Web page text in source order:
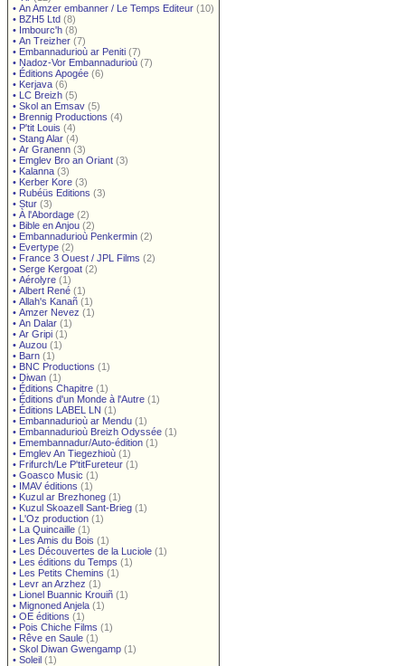
• An Amzer embanner / Le Temps Editeur (10)
• BZH5 Ltd (8)
• Imbourc'h (8)
• An Treizher (7)
• Embannadurioù ar Peniti (7)
• Nadoz-Vor Embannadurioù (7)
• Éditions Apogée (6)
• Kerjava (6)
• LC Breizh (5)
• Skol an Emsav (5)
• Brennig Productions (4)
• P'tit Louis (4)
• Stang Alar (4)
• Ar Granenn (3)
• Emglev Bro an Oriant (3)
• Kalanna (3)
• Kerber Kore (3)
• Rubéüs Editions (3)
• Stur (3)
• À l'Abordage (2)
• Bible en Anjou (2)
• Embannadurioù Penkermin (2)
• Evertype (2)
• France 3 Ouest / JPL Films (2)
• Serge Kergoat (2)
• Aérolyre (1)
• Albert René (1)
• Allah's Kanañ (1)
• Amzer Nevez (1)
• An Dalar (1)
• Ar Gripi (1)
• Auzou (1)
• Barn (1)
• BNC Productions (1)
• Diwan (1)
• Éditions Chapitre (1)
• Éditions d'un Monde à l'Autre (1)
• Éditions LABEL LN (1)
• Embannadurioù ar Mendu (1)
• Embannadurioù Breizh Odyssée (1)
• Emembannadur/Auto-édition (1)
• Emglev An Tiegezhioù (1)
• Frifurch/Le P'titFureteur (1)
• Goasco Music (1)
• IMAV éditions (1)
• Kuzul ar Brezhoneg (1)
• Kuzul Skoazell Sant-Brieg (1)
• L'Oz production (1)
• La Quincaille (1)
• Les Amis du Bois (1)
• Les Découvertes de la Luciole (1)
• Les éditions du Temps (1)
• Les Petits Chemins (1)
• Levr an Arzhez (1)
• Lionel Buannic Krouiñ (1)
• Mignoned Anjela (1)
• OE éditions (1)
• Pois Chiche Films (1)
• Rêve en Saule (1)
• Skol Diwan Gwengamp (1)
• Soleil (1)